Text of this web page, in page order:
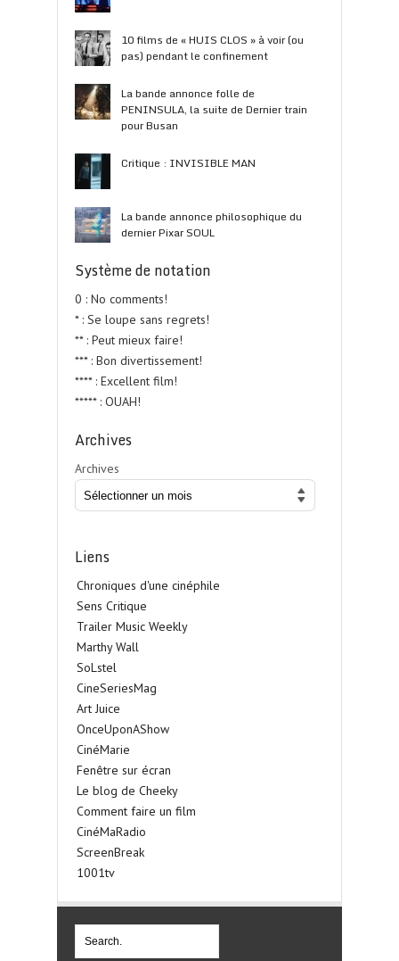
10 films de « HUIS CLOS » à voir (ou
pas) pendant le confinement
La bande annonce folle de
PENINSULA, la suite de Dernier train
pour Busan
Critique : INVISIBLE MAN
La bande annonce philosophique du
dernier Pixar SOUL
Système de notation
0 : No comments!
* : Se loupe sans regrets!
** : Peut mieux faire!
*** : Bon divertissement!
**** : Excellent film!
***** : OUAH!
Archives
Archives
Liens
Chroniques d'une cinéphile
Sens Critique
Trailer Music Weekly
Marthy Wall
SoLstel
CineSeriesMag
Art Juice
OnceUponAShow
CinéMarie
Fenêtre sur écran
Le blog de Cheeky
Comment faire un film
CinéMaRadio
ScreenBreak
1001tv